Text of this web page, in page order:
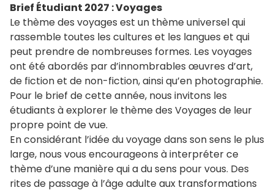
Brief Étudiant 2027 : Voyages
Le thème des voyages est un thème universel qui
rassemble toutes les cultures et les langues et qui
peut prendre de nombreuses formes. Les voyages
ont été abordés par d’innombrables œuvres d’art,
de fiction et de non-fiction, ainsi qu’en photographie.
Pour le brief de cette année, nous invitons les
étudiants à explorer le thème des Voyages de leur
propre point de vue.
En considérant l’idée du voyage dans son sens le plus
large, nous vous encourageons à interpréter ce
thème d’une manière qui a du sens pour vous. Des
rites de passage à l’âge adulte aux transformations